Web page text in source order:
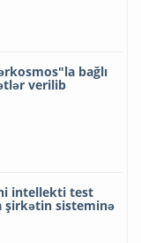
bağlı
verilib
intellekti test
şirkətin sisteminə